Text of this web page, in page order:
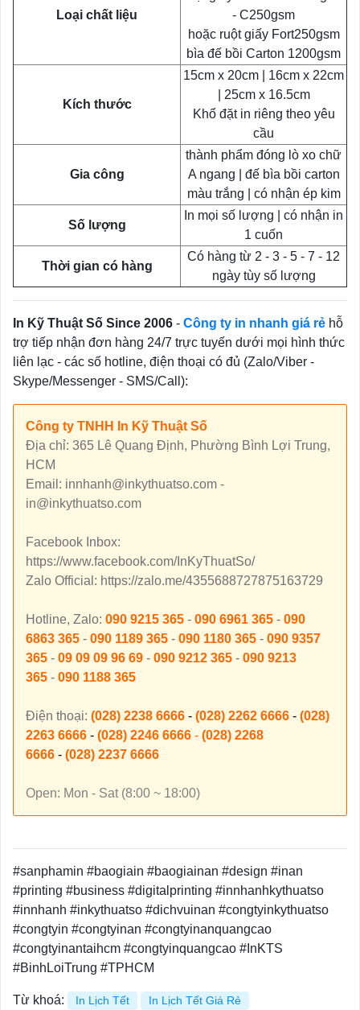
Loại chất liệu
- C250gsm
hoặc ruột giấy Fort250gsm
bìa đế bồi Carton 1200gsm
Kích thước
15cm x 20cm | 16cm x 22cm
| 25cm x 16.5cm
Khổ đặt in riêng theo yêu
cầu
Gia công
thành phẩm đóng lò xo chữ
A ngang | đế bìa bồi carton
màu trắng | có nhận ép kim
Số lượng
In mọi số lượng | có nhận in
1 cuốn
Thời gian có hàng
Có hàng từ 2 - 3 - 5 - 7 - 12
ngày tùy số lượng
In Kỹ Thuật Số Since 2006 - Công ty in nhanh giá rẻ hỗ
trợ tiếp nhận đơn hàng 24/7 trực tuyến dưới mọi hình thức
liên lạc - các số hotline, điện thoại có đủ (Zalo/Viber -
Skype/Messenger - SMS/Call):
Công ty TNHH In Kỹ Thuật Số
Địa chỉ: 365 Lê Quang Định, Phường Bình Lợi Trung,
HCM
Email: innhanh@inkythuatso.com -
in@inkythuatso.com
Facebook Inbox:
https://www.facebook.com/InKyThuatSo/
Zalo Official: https://zalo.me/4355688727875163729
Hotline, Zalo: 090 9215 365 - 090 6961 365 - 090
6863 365 - 090 1189 365 - 090 1180 365 - 090 9357
365 - 09 09 09 96 69 - 090 9212 365 - 090 9213
365 - 090 1188 365
Điện thoại: (028) 2238 6666 - (028) 2262 6666 - (028)
2263 6666 - (028) 2246 6666 - (028) 2268
6666 - (028) 2237 6666
Open: Mon - Sat (8:00 ~ 18:00)
#sanphamin #baogiain #baogiainan #design #inan
#printing #business #digitalprinting #innhanhkythuatso
#innhanh #inkythuatso #dichvuinan #congtyinkythuatso
#congtyin #congtyinan #congtyinanquangcao
#congtyinantaihcm #congtyinquangcao #InKTS
#BinhLoiTrung #TPHCM
Từ khoá: In Lịch Tết
In Lịch Tết Giá Rẻ